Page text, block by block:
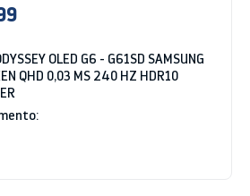
OLED G6 - G61SD SAMSUNG
QHD 0,03 MS 240 HZ HDR10